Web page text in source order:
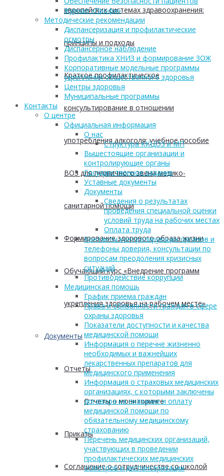
европейских системах здравоохранения:
принципы и подходы
Краткое профилактическое
консультирование в отношении
употребления алкоголя: учебное пособие
ВОЗ для первичного звена медико-
санитарной помощи
Формирование здорового образа жизни
Обучающий курс «Внедрение программ
укрепления здоровья на рабочем месте»
Документы
Отчеты
Отчеты о мониторинге
Приказы
Соглашение о сотрудничестве со школой
Журнал «Профи»
Методические рекомендации
Диспансеризация и профилактические
осмотры
Диспансерное наблюдение
Профилактика ХНИЗ и формирование ЗОЖ
Корпоративные модельные программы
укрепления общественного здоровья
Центры здоровья
Муниципальные программы
Контакты
О центре
Официальная информация
О нас
Структура ККЦОЗ и МП
Вышестоящие организации и
контролирующие органы
Государственное задание
Уставные документы
Документы
Сведения о результатах
проведения специальной оценки
условий труда на рабочих местах
Оплата труда
Контакты контролирующих органов и
телефоны доверия, консультации по
вопросам преодоления кризисных
ситуаций
Противодействие коррупции
Медицинская помощь
График приема граждан
Права и обязанности граждан в сфере
охраны здоровья
Показатели доступности и качества
медицинской помощи
Информация о перечне жизненно
необходимых и важнейших
лекарственных препаратов для
медицинского применения
Информация о страховых медицинских
организациях, с которыми заключены
договора на оказание и оплату
медицинской помощи по
обязательному медицинскому
страхованию
Перечень медицинских организаций,
участвующих в проведении
профилактических медицинских
осмотров и диспансеризации